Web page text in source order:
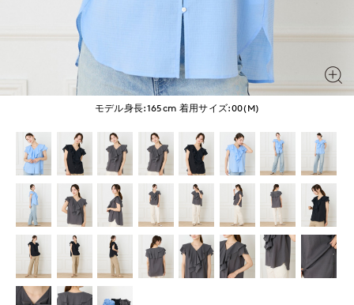
モデル身長:165cm 着用サイズ:00(M)